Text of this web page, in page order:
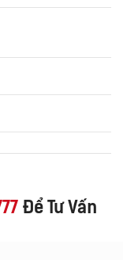
Để Tư Vấn